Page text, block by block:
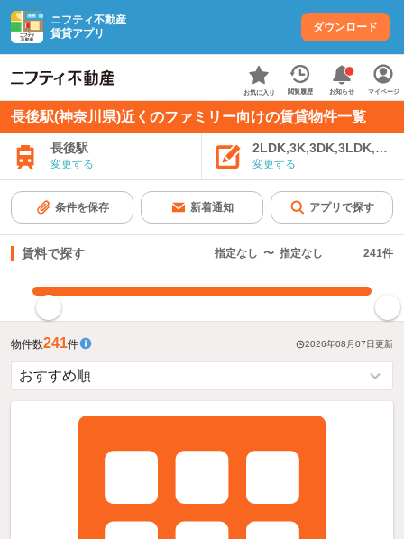
ニフティ不動産
賃貸アプリ
ダウンロード
お気に入り 閲覧履歴 お知らせ マイページ
長後駅(神奈川県)近くのファミリー向けの賃貸物件一覧
長後駅
変更する 変更する
条件を保存 新着通知 アプリで探す
賃料で探す 指定なし 〜 指定なし 241件
物件数241件 2026年08月07日更新